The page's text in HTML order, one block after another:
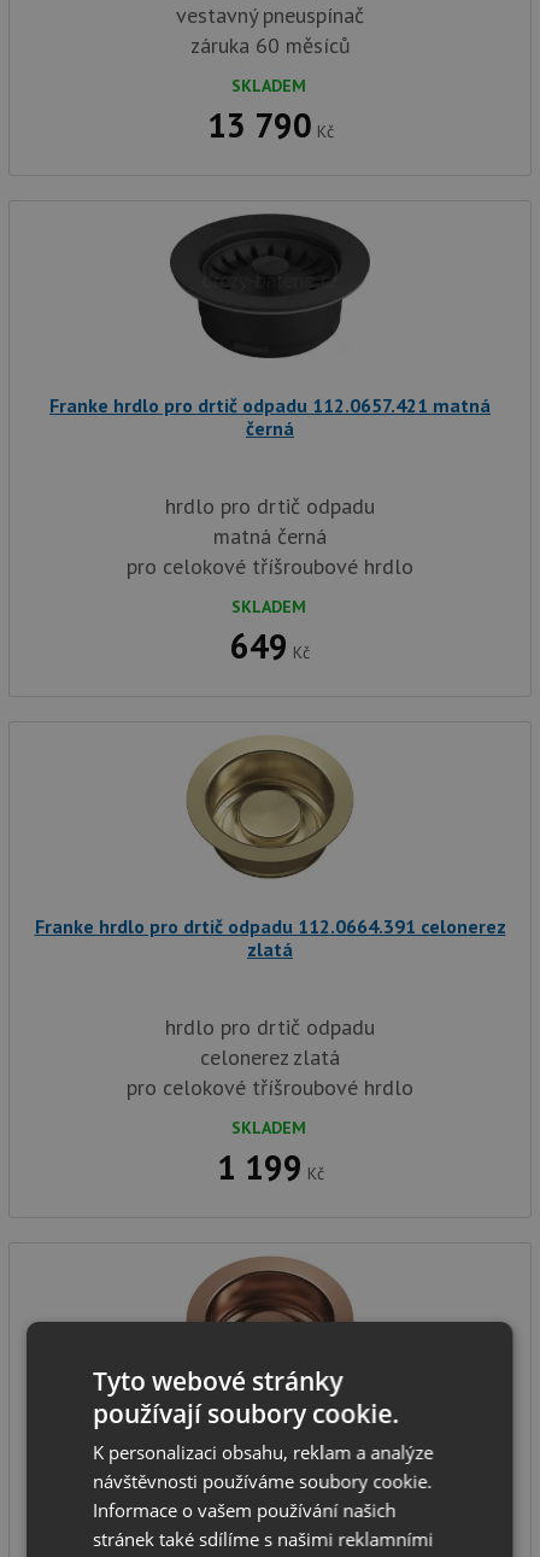
vestavný pneuspínač
záruka 60 měsíců
SKLADEM
13 790 Kč
Franke hrdlo pro drtič odpadu 112.0657.421 matná
černá
hrdlo pro drtič odpadu
matná černá
pro celokové tříšroubové hrdlo
SKLADEM
649 Kč
Franke hrdlo pro drtič odpadu 112.0664.391 celonerez
zlatá
hrdlo pro drtič odpadu
celonerez zlatá
pro celokové tříšroubové hrdlo
SKLADEM
1 199 Kč
Franke hrdlo pro drtič odpadu 112.0664.394 celonerez
měděná
hrdlo pro drtič odpadu
Tyto webové stránky
používají soubory cookie.
K personalizaci obsahu, reklam a analýze
návštěvnosti používáme soubory cookie.
Informace o vašem používání našich
stránek také sdílíme s našimi reklamními